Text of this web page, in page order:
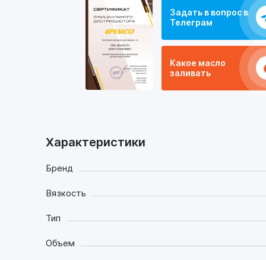
Задать в вопрос в
Телеграм
Какое масло
заливать
Характеристики
Бренд
Вязкость
Тип
Объем